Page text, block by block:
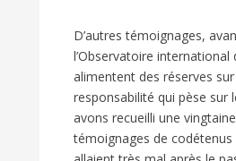
D’autres témoignages,
l’Observatoire international
alimentent des réserves sur
responsabilité qui pèse sur
avons recueilli une
témoignages de